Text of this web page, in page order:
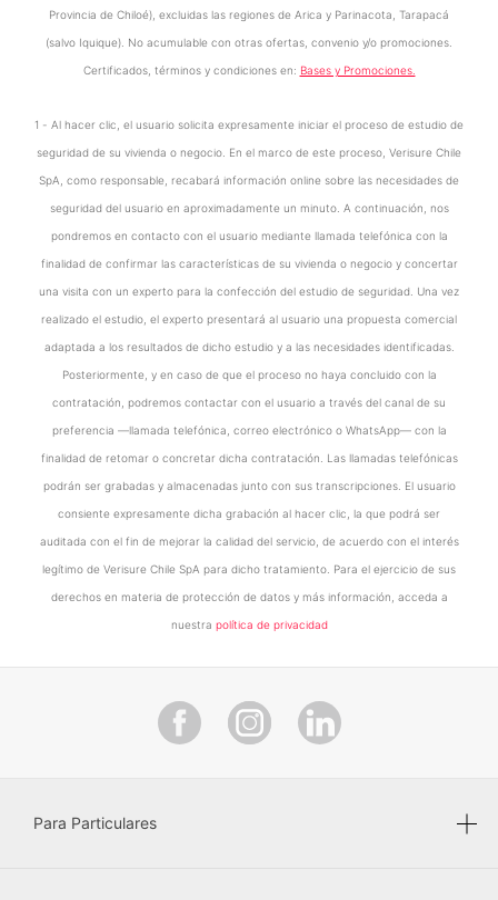
Provincia de Chiloé), excluidas las regiones de Arica y Parinacota, Tarapacá
(salvo Iquique). No acumulable con otras ofertas, convenio y/o promociones.
Certificados, términos y condiciones en: Bases y Promociones.
1 - Al hacer clic, el usuario solicita expresamente iniciar el proceso de estudio de
seguridad de su vivienda o negocio. En el marco de este proceso, Verisure Chile
SpA, como responsable, recabará información online sobre las necesidades de
seguridad del usuario en aproximadamente un minuto. A continuación, nos
pondremos en contacto con el usuario mediante llamada telefónica con la
finalidad de confirmar las características de su vivienda o negocio y concertar
una visita con un experto para la confección del estudio de seguridad. Una vez
realizado el estudio, el experto presentará al usuario una propuesta comercial
adaptada a los resultados de dicho estudio y a las necesidades identificadas.
Posteriormente, y en caso de que el proceso no haya concluido con la
contratación, podremos contactar con el usuario a través del canal de su
preferencia —llamada telefónica, correo electrónico o WhatsApp— con la
finalidad de retomar o concretar dicha contratación. Las llamadas telefónicas
podrán ser grabadas y almacenadas junto con sus transcripciones. El usuario
consiente expresamente dicha grabación al hacer clic, la que podrá ser
auditada con el fin de mejorar la calidad del servicio, de acuerdo con el interés
legítimo de Verisure Chile SpA para dicho tratamiento. Para el ejercicio de sus
derechos en materia de protección de datos y más información, acceda a
nuestra política de privacidad
Para Particulares